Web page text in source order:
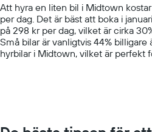
has
1
Y
axis
displaying
Att hyra en liten bil i Midtown
per dag. Det är bäst att boka i
på 298 kr per dag, vilket är cirka
Små bilar är vanligtvis 44%
hyrbilar i Midtown, vilket är perfekt